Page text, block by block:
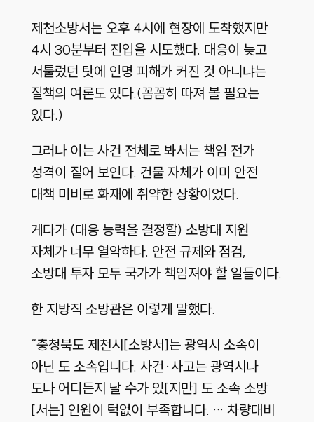
제천소방서는 오후 4시에 현장에 도착했지만
4시 30분부터 진입을 시도했다. 대응이 늦고
서툴렀던 탓에 인명 피해가 커진 것 아니냐는
질책의 여론도 있다.(꼼꼼히 따져 볼 필요는
있다.)
그러나 이는 사건 전체로 봐서는 책임 전가
성격이 짙어 보인다. 건물 자체가 이미 안전
대책 미비로 화재에 취약한 상황이었다.
게다가 (대응 능력을 결정할) 소방대 지원
자체가 너무 열악하다. 안전 규제와 점검,
소방대 투자 모두 국가가 책임져야 할 일들이다.
한 지방직 소방관은 이렇게 말했다.
“충청북도 제천시[소방서]는 광역시 소속이
아닌 도 소속입니다. 사건·사고는 광역시나
도나 어디든지 날 수가 있[지만] 도 소속 소방
[서는] 인원이 턱없이 부족합니다. … 차량대비